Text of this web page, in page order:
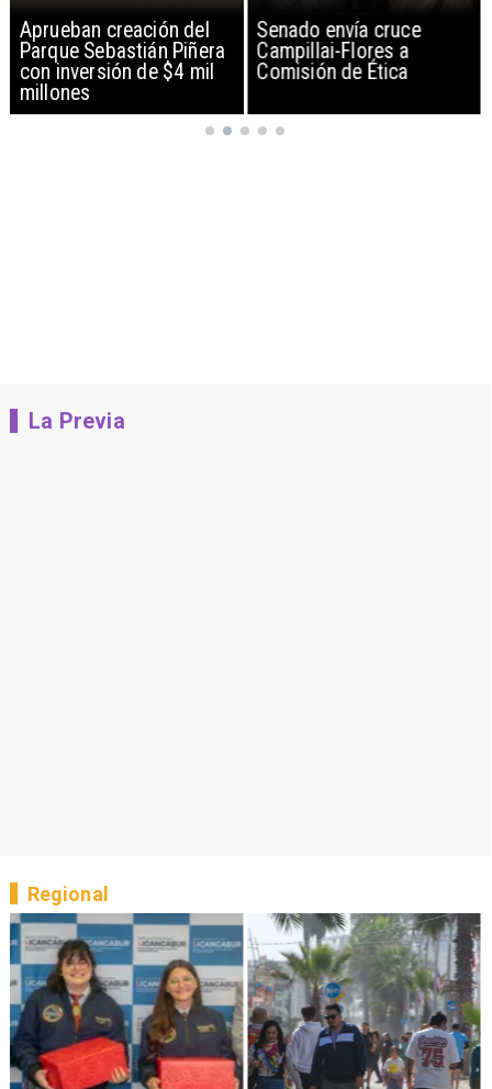
Aprueban creación del
Parque Sebastián Piñera
con inversión de $4 mil
millones
Senado envía cruce
Campillai-Flores a
Comisión de Ética
La Previa
Regional